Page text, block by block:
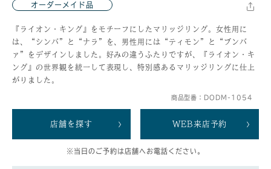
オーダーメイド品
『ライオン・キング』をモチーフにしたマリッジリング。女性用に
は、“シンバ”と“ナラ”を、男性用には“ティモン”と“プンバ
ァ”をデザインしました。好みの違うふたりですが、『ライオン・キ
ング』の世界観を統一して表現し、特別感あるマリッジリングに仕上
がりました。
商品型番：DODM-1054
店舗を探す WEB来店予約
※当日のご予約は店舗へお電話ください。